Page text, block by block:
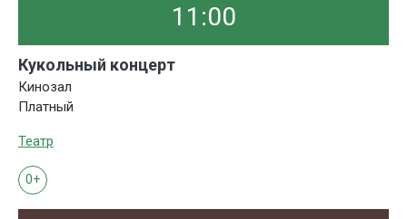
11:00
Кукольный концерт
Кинозал
Платный
Театр
0+